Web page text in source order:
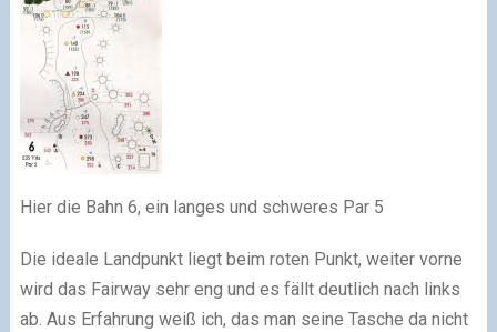
Hier die Bahn 6, ein langes und schweres Par 5
Die ideale Landpunkt liegt beim roten Punkt, weiter vorne
wird das Fairway sehr eng und es fällt deutlich nach links
ab. Aus Erfahrung weiß ich, das man seine Tasche da nicht